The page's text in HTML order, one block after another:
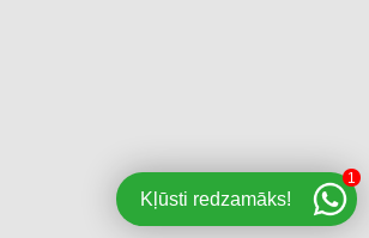
Kļūsti redzamāks!
1